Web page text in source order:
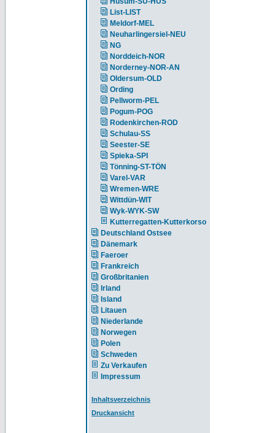
List-LIST
Meldorf-MEL
Neuharlingersiel-NEU
NG
Norddeich-NOR
Norderney-NOR-AN
Oldersum-OLD
Ording
Pellworm-PEL
Pogum-POG
Rodenkirchen-ROD
Schulau-SS
Seester-SE
Spieka-SPI
Tönning-ST-TÖN
Varel-VAR
Wremen-WRE
Wittdün-WIT
Wyk-WYK-SW
Kutterregatten-Kutterkorso
Deutschland Ostsee
Dänemark
Faeroer
Frankreich
Großbritanien
Irland
Island
Litauen
Niederlande
Norwegen
Polen
Schweden
Zu Verkaufen
Impressum
Inhaltsverzeichnis
Druckansicht